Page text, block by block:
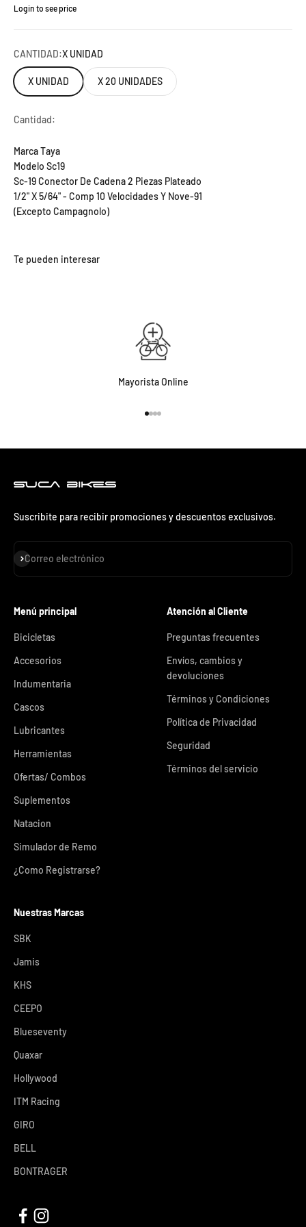
Precio de oferta
Login to see price
CANTIDAD:X UNIDAD
X UNIDAD X 20 UNIDADES
Cantidad:
Marca Taya
Modelo Sc19
Sc-19 Conector De Cadena 2 Piezas Plateado
1/2" X 5/64" - Comp 10 Velocidades Y Nove-91
(Excepto Campagnolo)
Mayorista Online
Suscribite para recibir promociones y descuentos exclusivos.
Correo electrónico
Suscribirse
Menú principal
Bicicletas
Accesorios
Indumentaria
Cascos
Lubricantes
Herramientas
Ofertas/ Combos
Suplementos
Natacion
Simulador de Remo
¿Como Registrarse?
Atención al Cliente
Preguntas frecuentes
Envíos, cambios y
devoluciones
Términos y Condiciones
Política de Privacidad
Seguridad
Términos del servicio
Nuestras Marcas
SBK
Jamis
KHS
CEEPO
Blueseventy
Quaxar
Hollywood
ITM Racing
GIRO
BELL
BONTRAGER